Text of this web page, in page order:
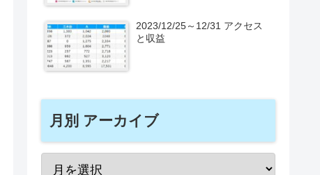
2023/12/25～12/31 アクセス
と収益
月別 アーカイブ